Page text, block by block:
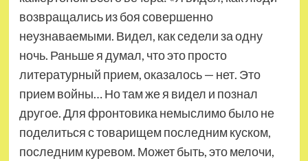
возвращались из боя совершенно
неузнаваемыми. Видел, как седели за одну
ночь. Раньше я думал, что это просто
литературный прием, оказалось — нет. Это
прием войны… Но там же я видел и познал
другое. Для фронтовика немыслимо было не
поделиться с товарищем последним куском,
последним куревом. Может быть, это мелочи,